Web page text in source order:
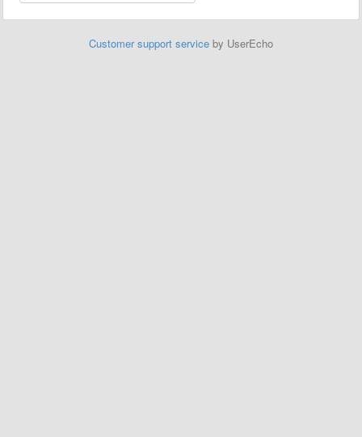
Customer support service by UserEcho